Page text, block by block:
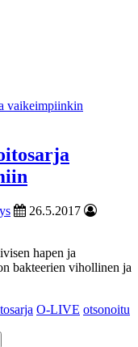
26.5.2017
hapen ja
bakteerien vihollinen ja
O-LIVE otsonoitu